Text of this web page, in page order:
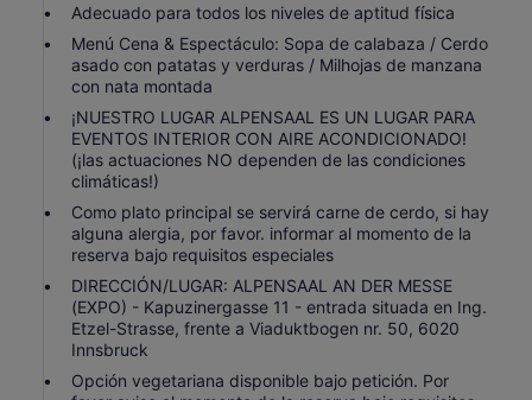
Adecuado para todos los niveles de aptitud física
Menú Cena & Espectáculo: Sopa de calabaza / Cerdo
asado con patatas y verduras / Milhojas de manzana
con nata montada
¡NUESTRO LUGAR ALPENSAAL ES UN LUGAR PARA
EVENTOS INTERIOR CON AIRE ACONDICIONADO!
(¡las actuaciones NO dependen de las condiciones
climáticas!)
Como plato principal se servirá carne de cerdo, si hay
alguna alergia, por favor. informar al momento de la
reserva bajo requisitos especiales
DIRECCIÓN/LUGAR: ALPENSAAL AN DER MESSE
(EXPO) - Kapuzinergasse 11 - entrada situada en Ing.
Etzel-Strasse, frente a Viaduktbogen nr. 50, 6020
Innsbruck
Opción vegetariana disponible bajo petición. Por